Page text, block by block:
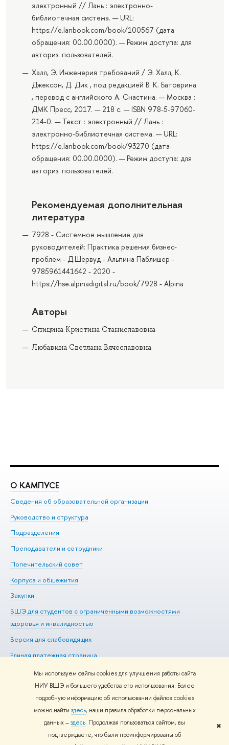
Мы используем файлы cookies для улучшения работы сайта
НИУ ВШЭ и большего удобства его использования. Более
подробную информацию об использовании файлов cookies
можно найти здесь, наши правила обработки персональных
данных –здесь. Продолжая пользоваться сайтом, вы
подтверждаете, что были проинформированы об
✖
электронный // Лань : электронно-
библиотечная система. — URL:
https://e.lanbook.com/book/100567 (дата
обращения: 00.00.0000). — Режим доступа: для
авториз. пользователей.
Халл, Э. Инженерия требований / Э. Халл, К.
Джексон, Д. Дик , под редакцией В. К. Батоврина
, перевод с английского А. Снастина. — Москва :
ДМК Пресс, 2017. — 218 с. — ISBN 978-5-97060-
214-0. — Текст : электронный // Лань :
электронно-библиотечная система. — URL:
https://e.lanbook.com/book/93270 (дата
обращения: 00.00.0000). — Режим доступа: для
авториз. пользователей.
Рекомендуемая дополнительная
литература
7928 - Системное мышление для
руководителей: Практика решения бизнес-
проблем - Д.Шервуд - Альпина Паблишер -
9785961441642 - 2020 -
https://hse.alpinadigital.ru/book/7928 - Alpina
Авторы
Спицина Кристина Станиславовна
Любавина Светлана Вячеславовна
О КАМПУСЕ
Сведения об образовательной организации
Руководство и структура
Подразделения
Преподаватели и сотрудники
Попечительский совет
Корпуса и общежития
Закупки
ВШЭ для студентов с ограниченными возможностями
здоровья и инвалидностью
Версия для слабовидящих
Единая платежная страница
Редактору
© НИУ ВШЭ 1993–2026 Адреса и контакты Условия
использования материалов Политика конфиденциальности
Карта